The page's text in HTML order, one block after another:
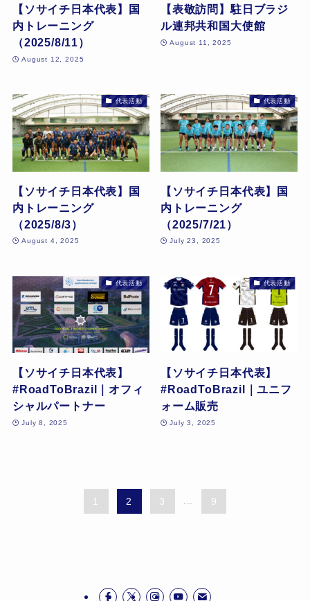
【ソサイチ日本代表】国
内トレーニング
（2025/8/11）
August 12, 2025
【表敬訪問】駐日ブラジ
ル連邦共和国大使館
August 11, 2025
代表活動
【ソサイチ日本代表】国
内トレーニング
（2025/8/3）
August 4, 2025
代表活動
【ソサイチ日本代表】国
内トレーニング
（2025/7/21）
July 23, 2025
代表活動
【ソサイチ日本代表】
#RoadToBrazil｜オフィ
シャルパートナー
July 8, 2025
代表活動
【ソサイチ日本代表】
#RoadToBrazil｜ユニフ
ォーム販売
July 3, 2025
1 2 3 9